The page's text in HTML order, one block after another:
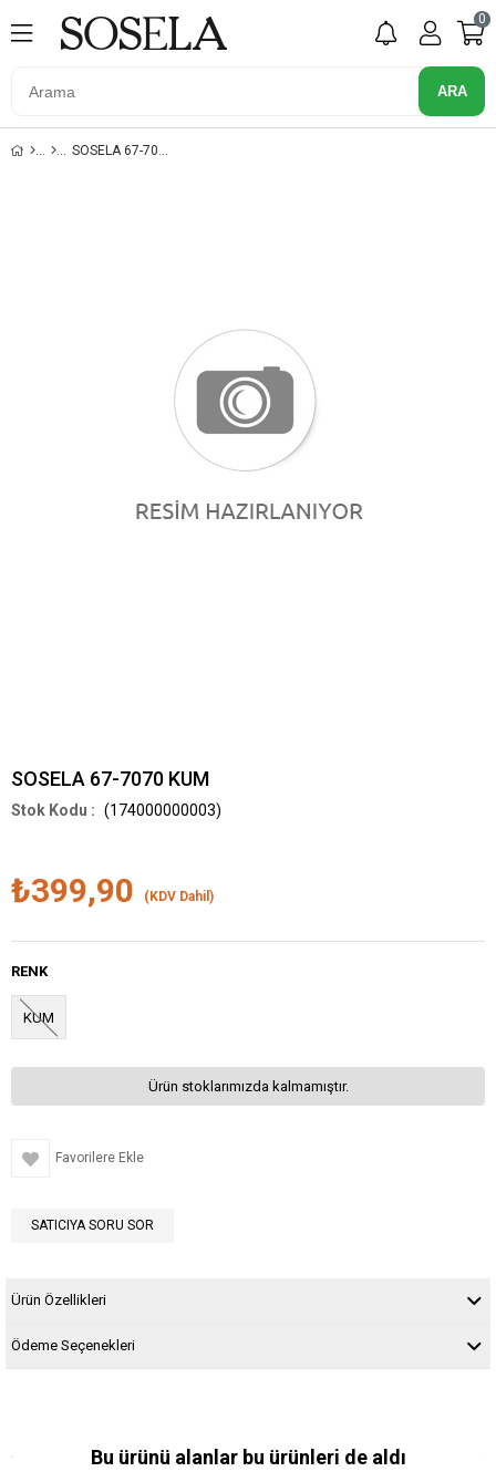
0
SOSELA 67-7070 KUM
SOSELA 67-7070 KUM
(174000000003)
₺399,90 (KDV Dahil)
RENK
KUM
Ürün stoklarımızda kalmamıştır.
Favorilere Ekle
SATICIYA SORU SOR
Ürün Özellikleri
Ödeme Seçenekleri
Bu ürünü alanlar bu ürünleri de aldı